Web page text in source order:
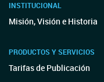
INSTITUCIONAL
Misión, Visión e Historia
PRODUCTOS Y SERVICIOS
Tarifas de Publicación